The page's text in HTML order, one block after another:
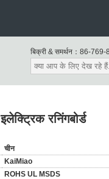
बिक्री & समर्थन： 86-769-
रनिंगबोर्ड
चीन
KaiMiao
ROHS UL MSDS